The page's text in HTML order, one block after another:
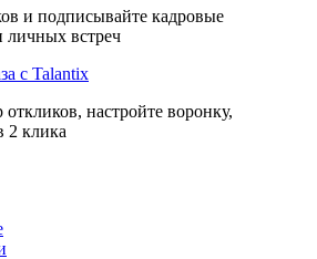
и подписывайте кадровые
личных встреч
с Talantix
настройте воронку,
2 клика